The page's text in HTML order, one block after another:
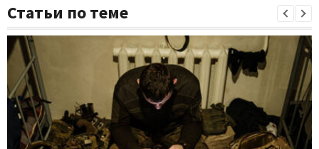
Статьи по теме